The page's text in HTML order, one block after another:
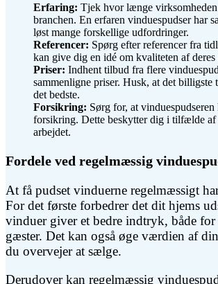
Erfaring: Tjek hvor længe
branchen. En erfaren vinduespudser har
løst mange forskellige udfordringer.
Referencer: Spørg efter referencer fra
kan give dig en idé om kvaliteten af deres
Priser: Indhent tilbud fra flere
sammenligne priser. Husk, at det
det bedste.
Forsikring: Sørg for, at
forsikring. Dette beskytter dig i tilfælde af
arbejdet.
Fordele ved regelmæssig
At få pudset vinduerne regelmæssigt
For det første forbedrer det dit hjems
vinduer giver et bedre indtryk, både
gæster. Det kan også øge værdien af
du overvejer at sælge.
Derudover kan regelmæssig